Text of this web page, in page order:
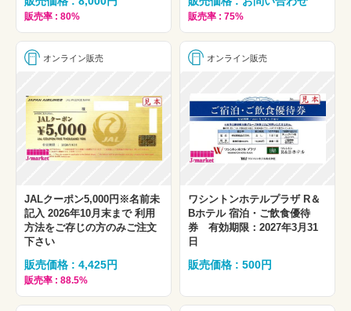
販売率 : 80% 販売率 : 75%
オンライン販売
JALクーポン5,000円※名前未
記入 2026年10月末まで 利用
方法をご存じの方のみご注文
下さい
販売価格 : 4,425円
販売率 : 88.5%
オンライン販売
ワシントンホテルプラザ R＆
Bホテル 宿泊・ご飲食優待
券 有効期限：2027年3月31
日
販売価格 : 500円